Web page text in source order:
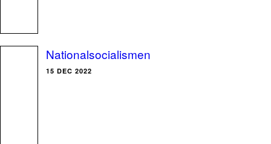
Nationalsocialismen
15 DEC 2022